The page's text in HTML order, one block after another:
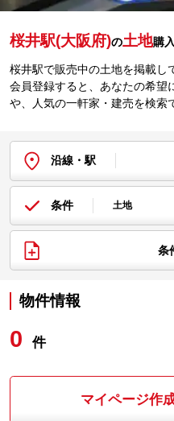
桜井駅(大阪府)の土地購
桜井駅で販売中の土地を掲載し
会員登録すると、あなたの希望
や、人気の一軒家・建売を検索
沿線・駅
条件 土地
条
物件情報
0 件
マイページ作